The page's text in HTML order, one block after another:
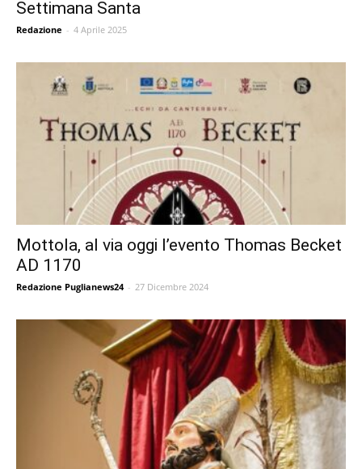
Settimana Santa
Redazione - 4 Aprile 2025
Mottola, al via oggi l’evento Thomas Becket
AD 1170
Redazione Puglianews24 - 27 Dicembre 2024